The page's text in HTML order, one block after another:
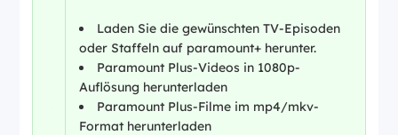
Laden Sie die gewünschten TV-Episoden
oder Staffeln auf paramount+ herunter.
Paramount Plus-Videos in 1080p-
Auflösung herunterladen
Paramount Plus-Filme im mp4/mkv-
Format herunterladen